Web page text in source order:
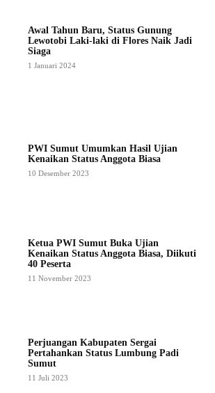
Awal Tahun Baru, Status Gunung
Lewotobi Laki-laki di Flores Naik Jadi
Siaga
1 Januari 2024
PWI Sumut Umumkan Hasil Ujian
Kenaikan Status Anggota Biasa
10 Desember 2023
Ketua PWI Sumut Buka Ujian
Kenaikan Status Anggota Biasa, Diikuti
40 Peserta
11 November 2023
Perjuangan Kabupaten Sergai
Pertahankan Status Lumbung Padi
Sumut
11 Juli 2023